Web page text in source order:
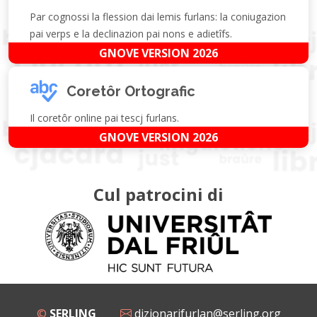
Par cognossi la flession dai lemis furlans: la coniugazion
pai verps e la declinazion pai nons e adietîfs.
GNOVE VERSION 2026
Coretôr Ortografic
Il coretôr online pai tescj furlans.
GNOVE VERSION 2026
Cul patrocini di
© SERLING dizionarifurlan@serling.org